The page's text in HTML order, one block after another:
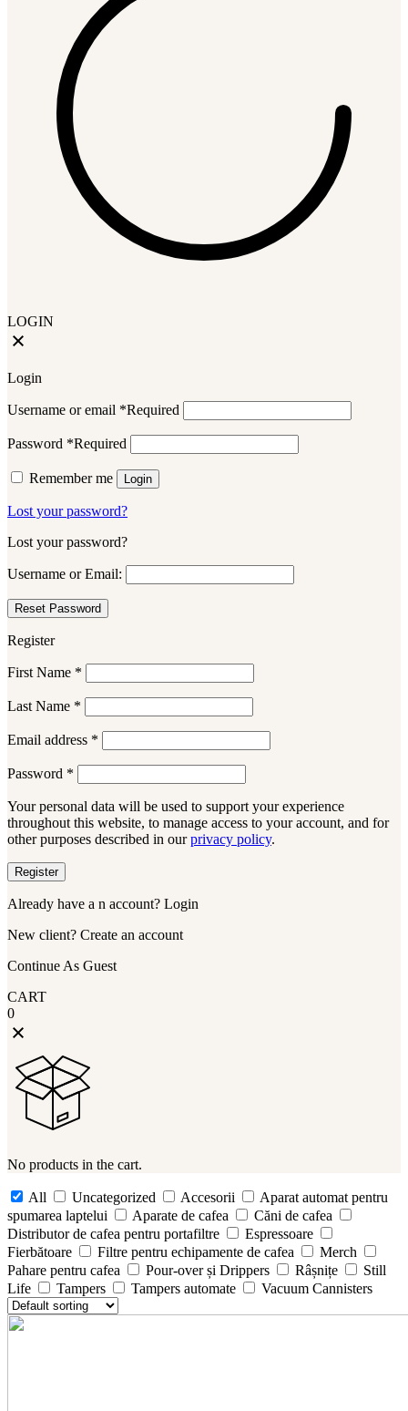
LOGIN
Login
Username or email *Required
Password *Required
Remember me Login
Lost your password?
Lost your password?
Username or Email:
Register
First Name *
Last Name *
Email address *
Password *
Your personal data will be used to support your experience
throughout this website, to manage access to your account, and for
other purposes described in ourprivacy policy.
Register
Already have a n account? Login
New client? Create an account
Continue As Guest
CART
0
No products in the cart.
All Uncategorized Accesorii
Aparat automat pentru
spumarea laptelui
Aparate de cafea
Căni de cafea
Distributor de cafea pentru portafiltre
Espressoare
Fierbătoare
Filtre pentru echipamente de cafea
Merch
Pahare pentru cafea
Pour-over și Drippers Râșnițe
Still
Life
Tampers Tampers automate Vacuum Cannisters